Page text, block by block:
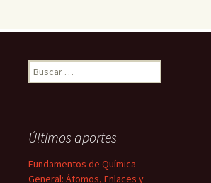
Buscar:
Últimos aportes
Fundamentos de Química
General: Átomos, Enlaces y